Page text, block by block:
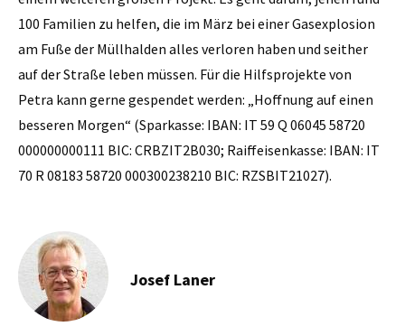
100 Familien zu helfen, die im März bei einer Gasexplosion
am Fuße der Müllhalden alles verloren haben und seither
auf der Straße leben müssen. Für die Hilfsprojekte von
Petra kann gerne gespendet werden: „Hoffnung auf einen
besseren Morgen“ (Sparkasse: IBAN: IT 59 Q 06045 58720
000000000111 BIC: CRBZIT2B030; Raiffeisenkasse: IBAN: IT
70 R 08183 58720 000300238210 BIC: RZSBIT21027).
Josef Laner